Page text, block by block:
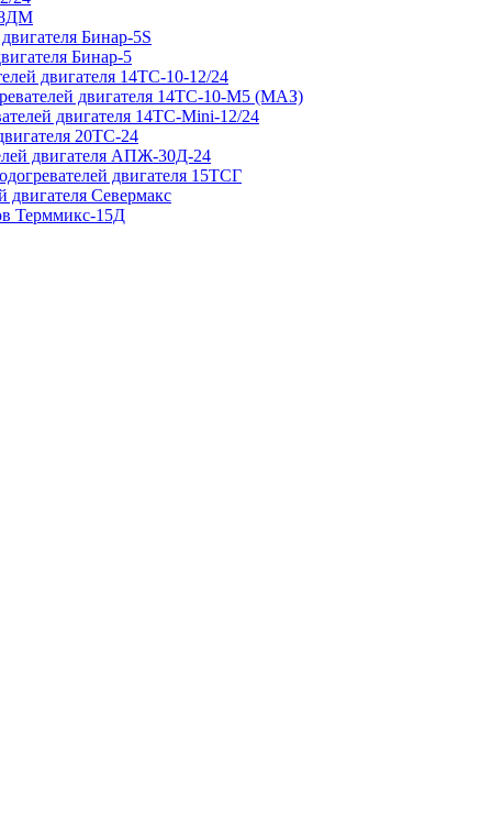
8ДМ
Бинар-5S
Бинар-5
двигателя 14ТС-10-12/24
двигателя 14ТС-10-М5 (МАЗ)
двигателя 14ТС-Mini-12/24
20ТС-24
двигателя АПЖ-30Д-24
двигателя 15ТСГ
двигателя Севермакс
Терммикс-15Д